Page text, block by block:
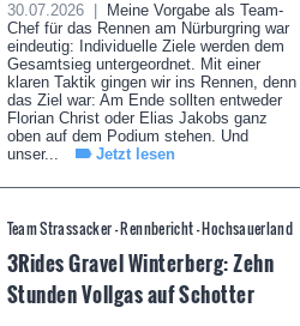
30.07.2026 |
Meine Vorgabe als Team-
Chef für das Rennen am Nürburgring war
eindeutig: Individuelle Ziele werden dem
Gesamtsieg untergeordnet. Mit einer
klaren Taktik gingen wir ins Rennen, denn
das Ziel war: Am Ende sollten entweder
Florian Christ oder Elias Jakobs ganz
oben auf dem Podium stehen. Und
unser...
Jetzt lesen
Team Strassacker - Rennbericht - Hochsauerland
3Rides Gravel Winterberg: Zehn
Stunden Vollgas auf Schotter